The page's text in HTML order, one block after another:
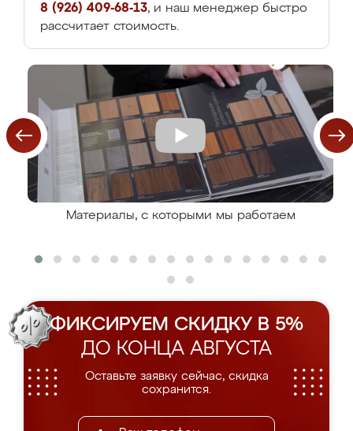
8 (926) 409-68-13, и наш менеджер быстро
рассчитает стоимость.
Материалы, с которыми мы работаем
ФИКСИРУЕМ СКИДКУ В 5%
ДО КОНЦА АВГУСТА
Оставьте заявку сейчас, скидка
сохранится.